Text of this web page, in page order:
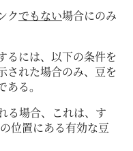
クでもない場合にのみ
るには、以下の条件を
された場合のみ、豆を
る。
る場合、これは、す
位置にある有効な豆